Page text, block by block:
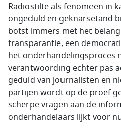
Radiostilte als fenomeen in
ongeduld en geknarsetand
botst immers met het
transparantie, een
het onderhandelingsproces
verantwoording echter pas
geduld van journalisten en
partijen wordt op de proef
scherpe vragen aan de
onderhandelaars lijkt voor